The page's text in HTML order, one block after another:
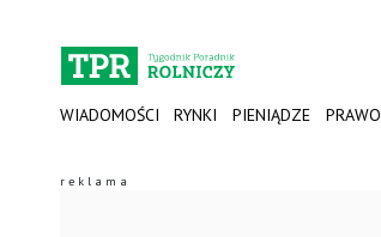
WIADOMOŚCI RYNKI PIENIĄDZE PRAWO